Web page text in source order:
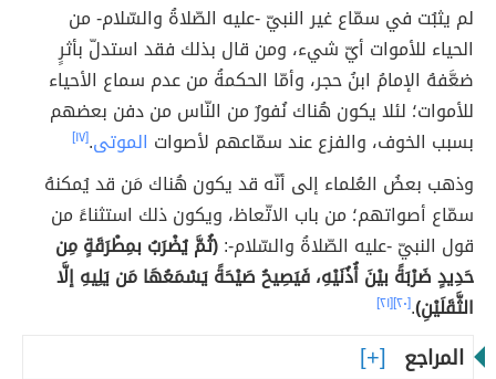
لم يثبُت في سمّاع غير النبيّ -عليه الصّلاةُ والسّلام- من
الحياء للأموات أيّ شيء، ومن قال بذلك فقد استدلّ بأثرٍ
ضعَّفهُ الإمامُ ابنُ حجر، وأمّا الحكمةُ من عدم سماع الأحياء
للأموات؛ لئلا يكون هُناك نُفورٌ من النّاس من دفن بعضهم
بسبب الخوف، والفزع عند سمّاعهم لأصوات الموتى.[١٧]
وذهب بعضُ العُلماء إلى أنّه قد يكون هُناك مَن قد يُمكنهُ
سمّاع أصواتهم؛ من باب الاتّعاظ، ويكون ذلك استثناءً من
قول النبيّ -عليه الصّلاةُ والسّلام-:(ثُمَّ يُضْرَبُ بمِطْرَقَةٍ مِن
حَدِيدٍ ضَرْبَةً بيْنَ أُذُنَيْهِ، فَيَصِيحُ صَيْحَةً يَسْمَعُهَا مَن يَلِيهِ إلَّا
الثَّقَلَيْنِ).[٢٠] [٢١]
المراجع